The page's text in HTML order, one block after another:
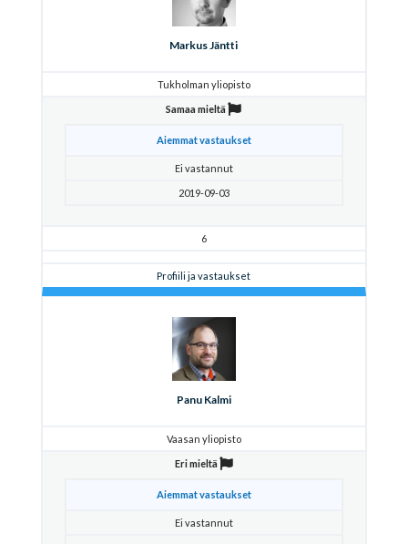
Markus Jäntti
Tukholman yliopisto
Samaa mieltä
Aiemmat vastaukset
Ei vastannut
2019-09-03
6
Profiili ja vastaukset
Panu Kalmi
Vaasan yliopisto
Eri mieltä
Aiemmat vastaukset
Ei vastannut